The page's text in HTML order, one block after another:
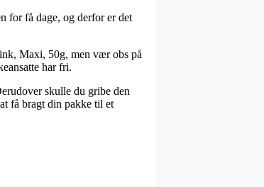
for få dage, og derfor er det
Maxi, 50g, men vær obs på
har fri.
skulle du gribe den
få bragt din pakke til et